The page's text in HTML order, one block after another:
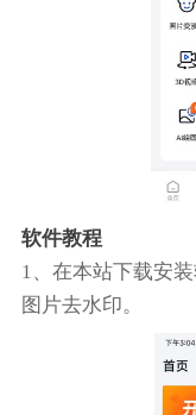
软件教程
1、在本站下载安
图片去水印。